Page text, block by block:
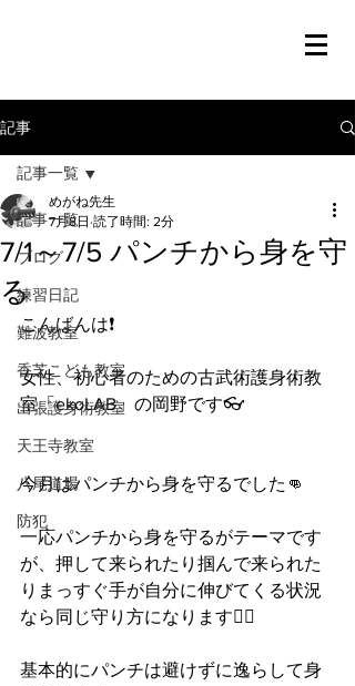
記事
記事一覧
ブログ
練習日記
難波教室
香芝こども教室
出張護身術教室
天王寺教室
八尾道場
防犯
記事一覧
7/1～7/5 パンチから身を守
る
めがね先生
7月8日 読了時間: 2分
こんばんは❗️
女性、初心者のための古武術護身術教
室「ekoLAB」の岡野です👓
今月はパンチから身を守るでした👊
一応パンチから身を守るがテーマです
が、押して来られたり掴んで来られた
りまっすぐ手が自分に伸びてくる状況
なら同じ守り方になります🙆‍♀️
基本的にパンチは避けずに逸らして身